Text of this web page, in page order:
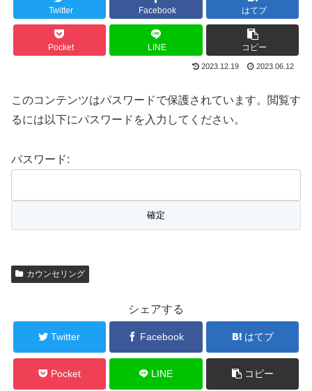
Twitter Facebook はてブ
Pocket LINE コピー
2023.12.19 2023.06.12
このコンテンツはパスワードで保護されています。閲覧す
るには以下にパスワードを入力してください。
パスワード:
カウンセリング
シェアする
Twitter Facebook はてブ
Pocket LINE コピー